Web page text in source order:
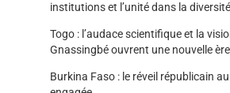
institutions et l’unité dans la diversité
Togo : l’audace scientifique et la
Gnassingbé ouvrent une nouvelle ère
Burkina Faso : le réveil républicain